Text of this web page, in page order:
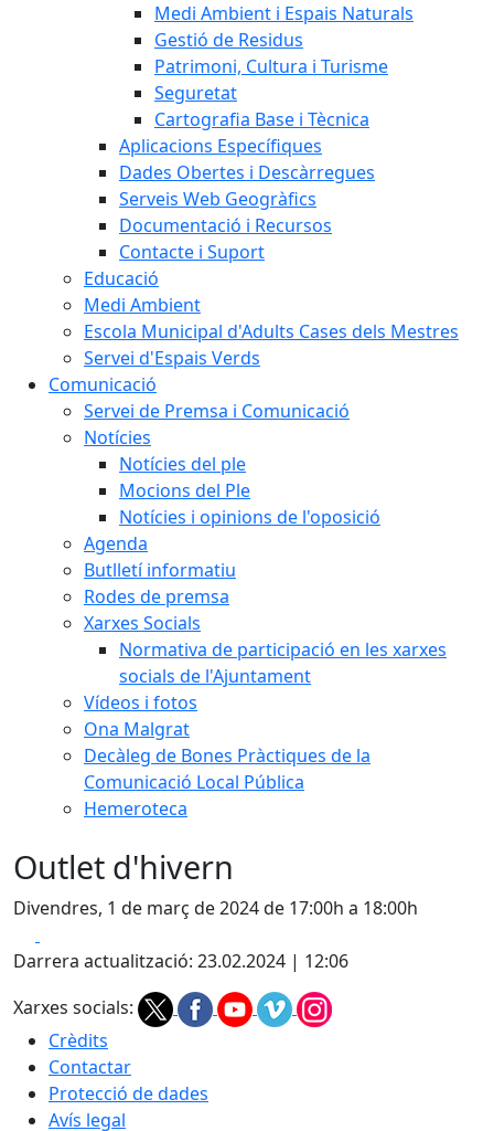
Medi Ambient i Espais Naturals
Gestió de Residus
Patrimoni, Cultura i Turisme
Seguretat
Cartografia Base i Tècnica
Aplicacions Específiques
Dades Obertes i Descàrregues
Serveis Web Geogràfics
Documentació i Recursos
Contacte i Suport
Educació
Medi Ambient
Escola Municipal d'Adults Cases dels Mestres
Servei d'Espais Verds
Comunicació
Servei de Premsa i Comunicació
Notícies
Notícies del ple
Mocions del Ple
Notícies i opinions de l'oposició
Agenda
Butlletí informatiu
Rodes de premsa
Xarxes Socials
Normativa de participació en les xarxes
socials de l'Ajuntament
Vídeos i fotos
Ona Malgrat
Decàleg de Bones Pràctiques de la
Comunicació Local Pública
Hemeroteca
Outlet d'hivern
Divendres, 1 de març de 2024 de 17:00h a 18:00h
Darrera actualització: 23.02.2024 | 12:06
Xarxes socials:
Crèdits
Contactar
Protecció de dades
Avís legal